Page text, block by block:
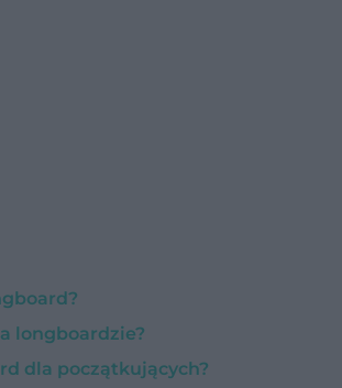
longboardzie?
dla początkujących?